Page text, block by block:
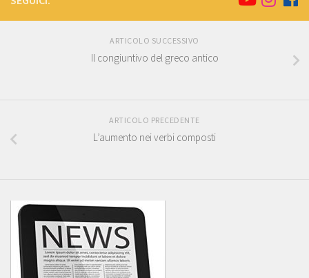
ARTICOLO SUCCESSIVO
Il congiuntivo del greco antico
ARTICOLO PRECEDENTE
L’aumento nei verbi composti